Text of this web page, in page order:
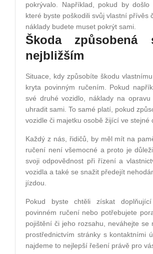
pokrývalo. Například, pokud by
které byste poškodili svůj vlastní přívěs
náklady budete muset pokrýt sami.
Škoda způsobená
nejbližším
Situace, kdy způsobíte škodu
kryta povinným ručením. Pokud
své druhé vozidlo, náklady na opravu
uhradit sami. To samé platí, pokud
vozidle či majetku osobě žijící ve stejné
Každý z nás, řidičů, by měl mít na
ručení není všemocné a proto je
svoji odpovědnost při řízení a
vozidla a také se snažit předejít
jízdou.
Pokud byste chtěli získat
povinném ručení nebo potřebujete
pojištění či jeho rozsahu, neváhejte se
prostřednictvím stránky s kontaktními
najdeme to nejlepší řešení právě pro